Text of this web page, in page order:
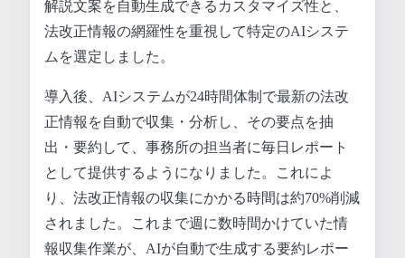
解説文案を自動生成できるカスタマイズ性と、
法改正情報の網羅性を重視して特定のAIシステ
ムを選定しました。
導入後、AIシステムが24時間体制で最新の法改
正情報を自動で収集・分析し、その要点を抽
出・要約して、事務所の担当者に毎日レポート
として提供するようになりました。これによ
り、法改正情報の収集にかかる時間は約70%削減
されました。これまで週に数時間かけていた情
報収集作業が、AIが自動で生成する要約レポー